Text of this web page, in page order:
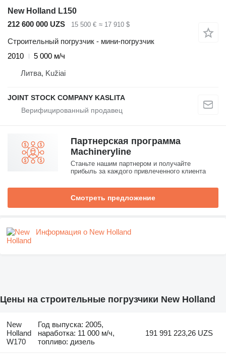
New Holland L150
212 600 000 UZS
15 500 € ≈ 17 910 $
Строительный погрузчик - мини-погрузчик
2010
5 000 м/ч
Литва, Kužiai
JOINT STOCK COMPANY KASLITA
Партнерская программа
Machineryline
Станьте нашим партнером и получайте
прибыль за каждого привлеченного клиента
Смотреть предложение
Информация о New Holland
Цены на строительные погрузчики New Holland
New
Holland
W170
Год выпуска: 2005,
наработка: 11 000 м/ч,
топливо: дизель
191 991 223,26 UZS